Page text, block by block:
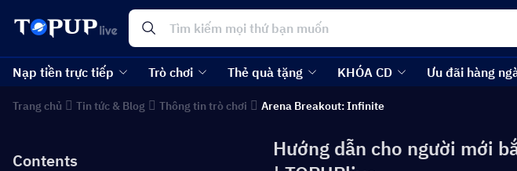
Nạp tiền trực tiếp Trò chơi Thẻ quà tặng KHÓA CD Ưu đãi hàng
Trang chủ Tin tức & Blog Thông tin trò chơi Arena Breakout: Infinite
Contents
Hướng dẫn cho người mới